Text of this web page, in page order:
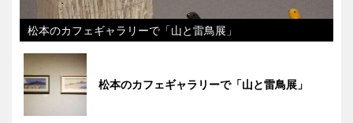
松本のカフェギャラリーで「山と雷鳥展」
松本のカフェギャラリーで「山と雷鳥展」